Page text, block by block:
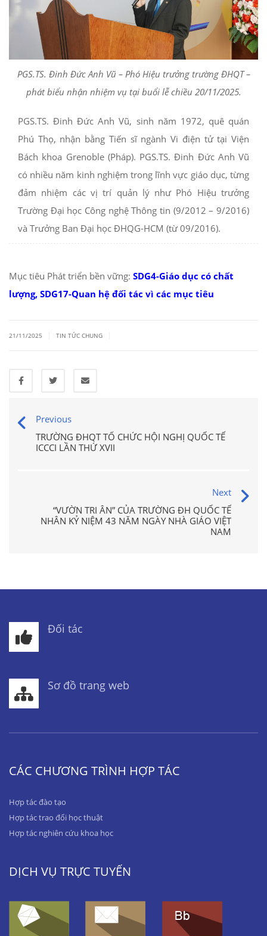
PGS.TS. Đinh Đức Anh Vũ – Phó Hiệu trưởng trường ĐHQT –
phát biểu nhận nhiệm vụ tại buổi lễ chiều 20/11/2025.
PGS.TS. Đinh Đức Anh Vũ, sinh năm 1972, quê quán
Phú Thọ, nhận bằng Tiến sĩ ngành Vi điện tử tại Viện
Bách khoa Grenoble (Pháp). PGS.TS. Đinh Đức Anh Vũ
có nhiều năm kinh nghiệm trong lĩnh vực giáo dục, từng
đảm nhiệm các vị trí quản lý như Phó Hiệu trưởng
Trường Đại học Công nghệ Thông tin (9/2012 – 9/2016)
và Trưởng Ban Đại học ĐHQG-HCM (từ 09/2016).
Mục tiêu Phát triển bền vững: SDG4-Giáo dục có chất
lượng, SDG17-Quan hệ đối tác vì các mục tiêu
21/11/2025 TIN TỨC CHUNG
Previous
TRƯỜNG ĐHQT TỔ CHỨC HỘI NGHỊ QUỐC TẾ
ICCCI LẦN THỨ XVII
Next
“VƯỜN TRI ÂN” CỦA TRƯỜNG ĐH QUỐC TẾ
NHÂN KỶ NIỆM 43 NĂM NGÀY NHÀ GIÁO VIỆT
NAM
Đối tác
Sơ đồ trang web
CÁC CHƯƠNG TRÌNH HỢP TÁC
Hợp tác đào tạo
Hợp tác trao đổi học thuật
Hợp tác nghiên cứu khoa học
DỊCH VỤ TRỰC TUYẾN